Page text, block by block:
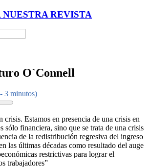
NUESTRA REVISTA
O`Connell
3 minutos)
Estamos en presencia de una crisis en
sólo financiera, sino que se trata de una crisis
de la redistribución regresiva del ingreso
las últimas décadas como resultado del auge
restrictivas para lograr el
trabajadores”